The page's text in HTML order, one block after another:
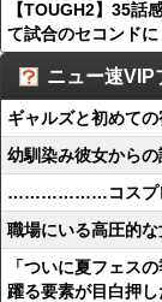
【TOUGH2】35
て試合のセコンドに
ニュー速VIP
ギャルズと初めて
幼馴染み彼女から
………………コスプ
職場にいる高圧的
「ついに夏フェス
躍る要素が目白押